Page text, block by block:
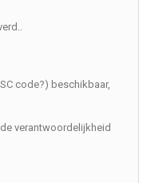
code?) beschikbaar,
verantwoordelijkheid